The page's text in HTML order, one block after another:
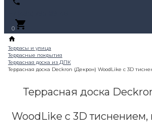
0
Террасная доска
WoodLike с 3D тиснением,